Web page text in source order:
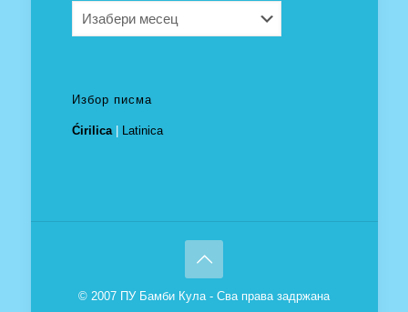
Избор писма
Ćirilica| Latinica
© 2007 ПУ Бамби Кула - Сва права задржана